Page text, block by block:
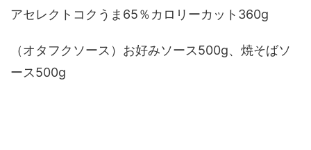
アセレクトコクうま65％カロリーカット360g
（オタフクソース）お好みソース500g、焼そばソ
ース500g